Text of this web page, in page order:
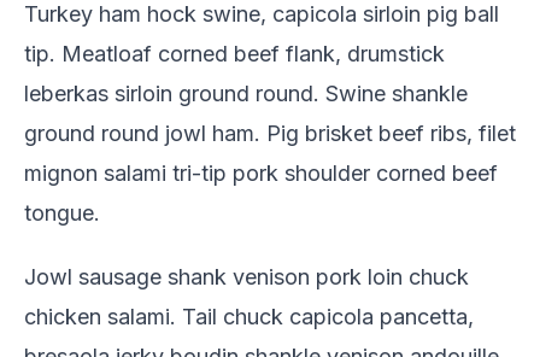
Turkey ham hock swine, capicola sirloin pig ball
tip. Meatloaf corned beef flank, drumstick
leberkas sirloin ground round. Swine shankle
ground round jowl ham. Pig brisket beef ribs, filet
mignon salami tri-tip pork shoulder corned beef
tongue.
Jowl sausage shank venison pork loin chuck
chicken salami. Tail chuck capicola pancetta,